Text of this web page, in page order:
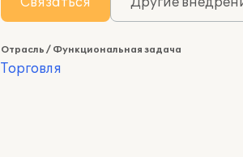
Отрасль / Функциональная задача
Торговля